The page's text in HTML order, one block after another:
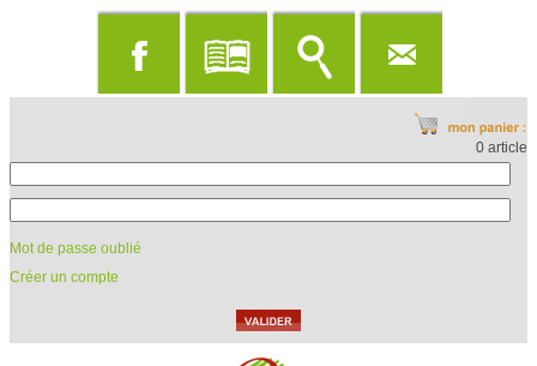
0 article
Mot de passe oublié
Créer un compte